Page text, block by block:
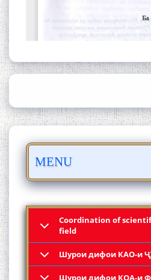
MENU
Coordination of
field
Шурои дифои КАО-и
ШАРҲИ МУЛОҚОТ БО
ИЛМ ВА МАОРИФИ
АКАДЕМИЯИ МИЛЛИИ
БО 4 000 000 СОМОНӢ
ПАЙКАРА ВА ОСОРХОНАИ
ШУД!
Кадамчо Худои